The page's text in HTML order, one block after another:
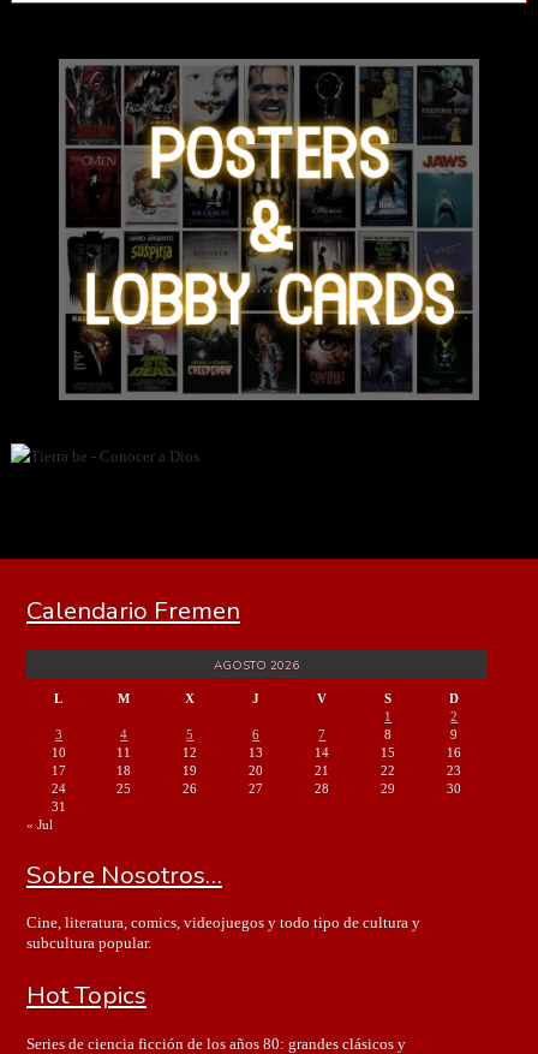
Calendario Fremen
AGOSTO 2026
L M X J V S
D
1
2
3
4 5 6 7 8
9
10
11 12 13 14 15
16
17
18 19 20 21 22
23
24
25 26 27 28 29
30
31
« Jul
Sobre Nosotros…
Cine, literatura, comics, videojuegos y todo tipo de cultura y
subcultura popular.
Hot Topics
Series de ciencia ficción de los años 80: grandes clásicos y